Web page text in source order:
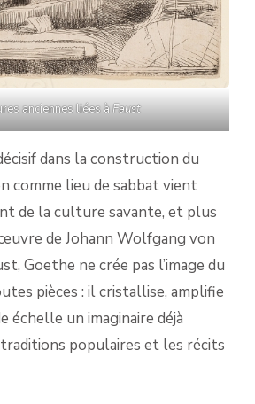
anciennes liées àFaust
dans la construction du
comme lieu de sabbat vient
de la culture savante, et plus
de Johann Wolfgang von
Goethe ne crée pas l’image du
pièces : il cristallise, amplifie
échelle un imaginaire déjà
populaires et les récits